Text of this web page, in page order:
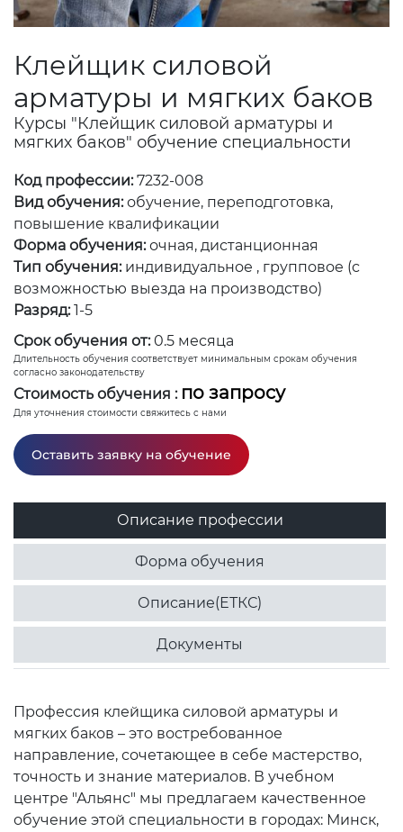
Клейщик силовой
арматуры и мягких баков
Курсы "Клейщик силовой арматуры и
мягких баков" обучение специальности
Код профессии:7232-008
Вид обучения: обучение, переподготовка,
повышение квалификации
Форма обучения: очная, дистанционная
Тип обучения: индивидуальное , групповое (с
возможностью выезда на производство)
Разряд: 1-5
Срок обучения от: 0.5 месяца
Длительность обучения соответствует минимальным срокам обучения
согласно законодательству
Стоимость обучения : по запросу
Для уточнения стоимости свяжитесь с нами
Оставить заявку на обучение
Описание профессии
Форма обучения
Описание(ЕТКС)
Документы
Профессия клейщика силовой арматуры и
мягких баков – это востребованное
направление, сочетающее в себе мастерство,
точность и знание материалов. В учебном
центре "Альянс" мы предлагаем качественное
обучение этой специальности в городах: Минск,